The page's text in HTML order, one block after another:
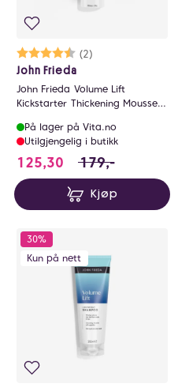
Karakter:
(2)
4.5 av 5 mulige
John Frieda
John Frieda Volume Lift
Kickstarter Thickening Mousse
På lager på Vita.no
Utilgjengelig i butikk
125,30 125.3 i stedet
179,-
Kjøp
30%
Kun på nett